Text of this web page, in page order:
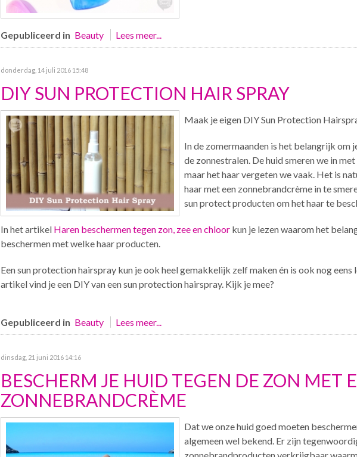
Gepubliceerd in Beauty Lees meer...
donderdag, 14 juli 2016 15:48
DIY SUN PROTECTION HAIR SPRAY
Maak je eigen DIY Sun Protection
In de zomermaanden is het belangrijk om
de zonnestralen. De huid smeren we in
maar het haar vergeten we vaak. Het is
haar met een zonnebrandcrème in te
sun protect producten om het haar te
In het artikel Haren beschermen tegen zon, zee en chloorkun je lezen waarom het
beschermen met welke haar producten.
Een sun protection hairspray kun je ook heel gemakkelijk zelf maken én is ook nog eens
artikel vind je een DIY van een sun protection hairspray. Kijk je mee?
Gepubliceerd in Beauty Lees meer...
dinsdag, 21 juni 2016 14:16
BESCHERM JE HUID TEGEN DE ZON MET
ZONNEBRANDCRÈME
Dat we onze huid goed moeten
algemeen wel bekend. Er zijn